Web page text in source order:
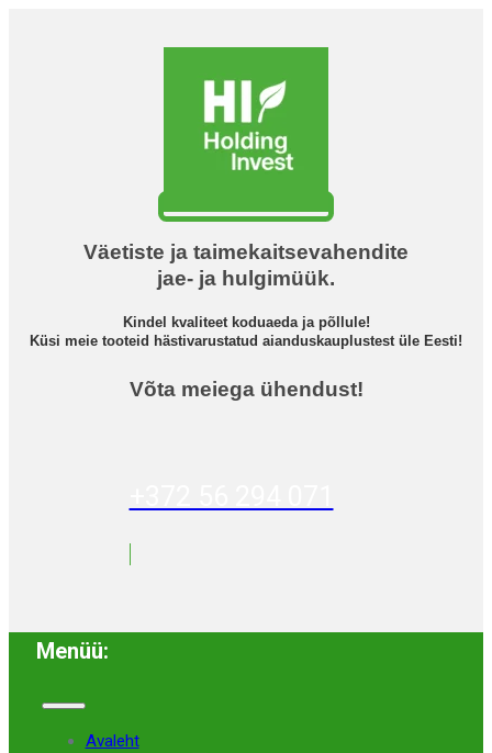
Väetiste ja taimekaitsevahendite
jae- ja hulgimüük.
Kindel kvaliteet koduaeda ja põllule!
Küsi meie tooteid hästivarustatud aianduskauplustest üle Eesti!
Võta meiega ühendust!
Menüü:
Avaleht